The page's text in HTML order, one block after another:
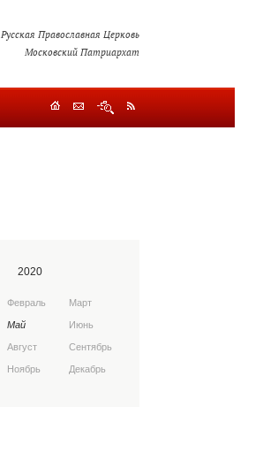
Русская Православная Церковь
Московский Патриархат
2020
Февраль Март
Май Июнь
Август Сентябрь
Ноябрь Декабрь